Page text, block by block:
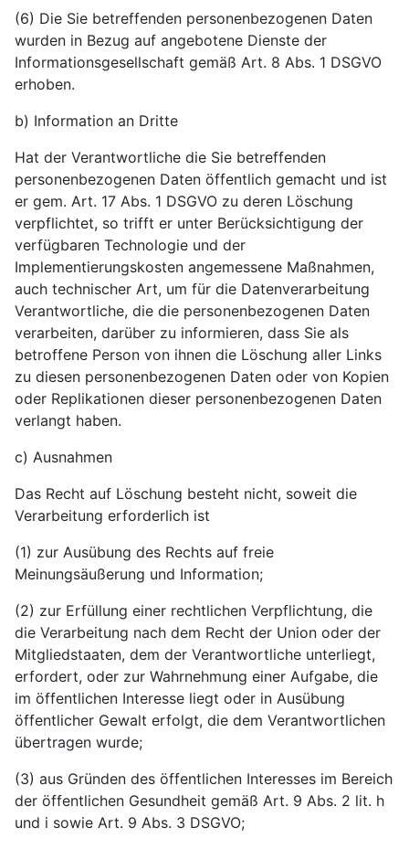
(6) Die Sie betreffenden personenbezogenen Daten
wurden in Bezug auf angebotene Dienste der
Informationsgesellschaft gemäß Art. 8 Abs. 1 DSGVO
erhoben.
b) Information an Dritte
Hat der Verantwortliche die Sie betreffenden
personenbezogenen Daten öffentlich gemacht und ist
er gem. Art. 17 Abs. 1 DSGVO zu deren Löschung
verpflichtet, so trifft er unter Berücksichtigung der
verfügbaren Technologie und der
Implementierungskosten angemessene Maßnahmen,
auch technischer Art, um für die Datenverarbeitung
Verantwortliche, die die personenbezogenen Daten
verarbeiten, darüber zu informieren, dass Sie als
betroffene Person von ihnen die Löschung aller Links
zu diesen personenbezogenen Daten oder von Kopien
oder Replikationen dieser personenbezogenen Daten
verlangt haben.
c) Ausnahmen
Das Recht auf Löschung besteht nicht, soweit die
Verarbeitung erforderlich ist
(1) zur Ausübung des Rechts auf freie
Meinungsäußerung und Information;
(2) zur Erfüllung einer rechtlichen Verpflichtung, die
die Verarbeitung nach dem Recht der Union oder der
Mitgliedstaaten, dem der Verantwortliche unterliegt,
erfordert, oder zur Wahrnehmung einer Aufgabe, die
im öffentlichen Interesse liegt oder in Ausübung
öffentlicher Gewalt erfolgt, die dem Verantwortlichen
übertragen wurde;
(3) aus Gründen des öffentlichen Interesses im Bereich
der öffentlichen Gesundheit gemäß Art. 9 Abs. 2 lit. h
und i sowie Art. 9 Abs. 3 DSGVO;